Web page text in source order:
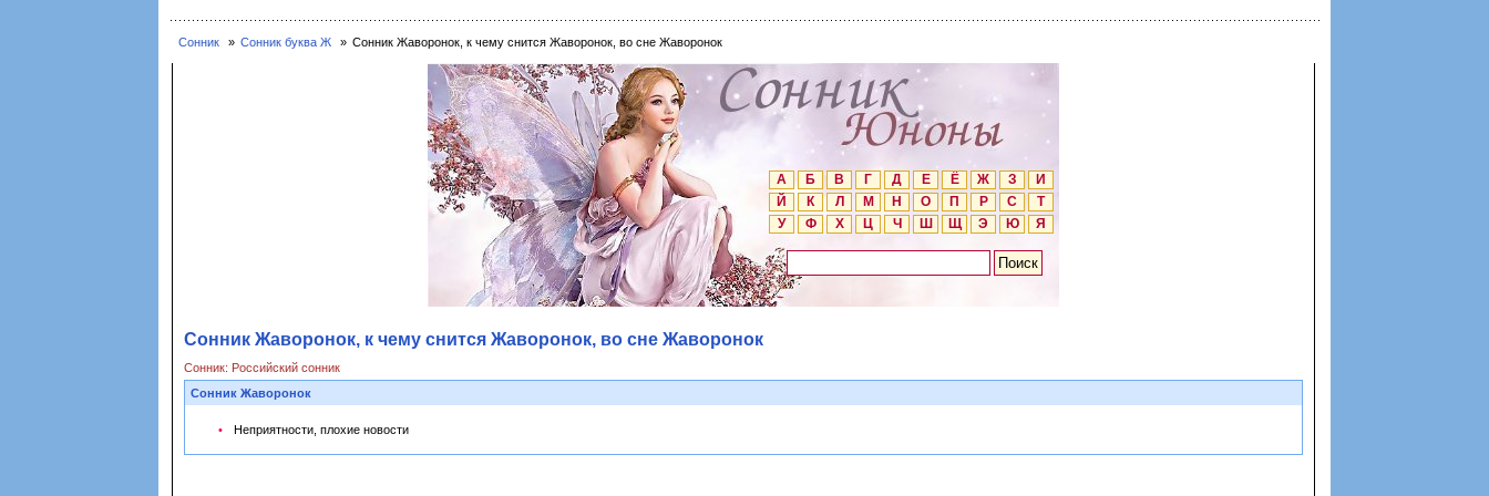
Сонник Сонник буква Ж Сонник Жаворонок, к чему снится Жаворонок, во сне Жаворонок
А Б В Г Д Е Ё Ж З
И
Й
К Л М Н О П Р С
Т
У
Ф Х Ц Ч Ш Щ Э Ю Я
Сонник Жаворонок, к чему снится Жаворонок, во сне Жаворонок
Сонник: Российский сонник
Сонник Жаворонок
Неприятности, плохие новости